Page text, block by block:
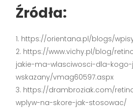
Źródła:
https://orientana.pl/blogs/
https://www.vichy.pl/blog/
jakie-ma-wlasciwosci-dla-
wskazany/vmag60597.aspx
https://drambroziak.com/
wplyw-na-skore-jak-stosowac/